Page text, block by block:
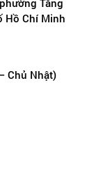
Tăng
Hồ Chí Minh
Chủ Nhật)